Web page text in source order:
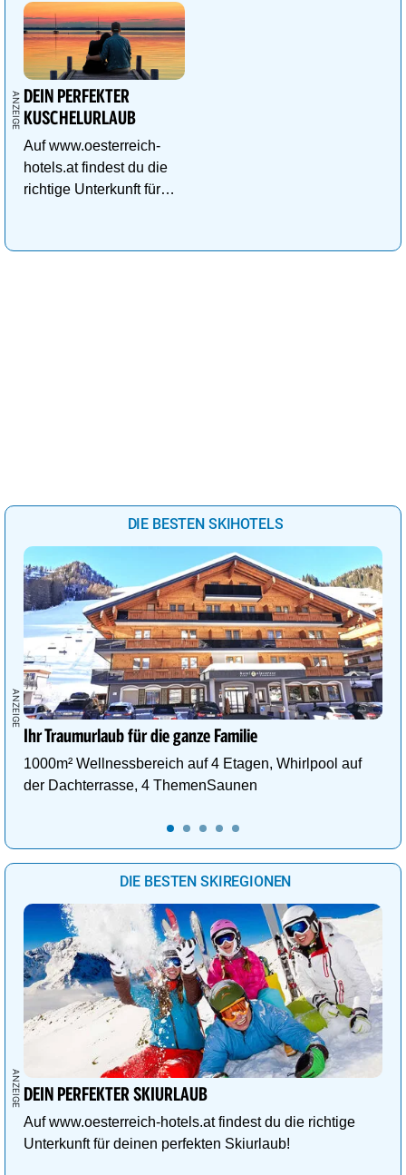
DEIN PERFEKTER
KUSCHELURLAUB
Auf www.oesterreich-
hotels.at findest du die
richtige Unterkunft für
DIE BESTEN SKIHOTELS
Ihr Traumurlaub für die ganze Familie
1000m² Wellnessbereich auf 4 Etagen, Whirlpool auf
der Dachterrasse, 4 ThemenSaunen
DIE BESTEN SKIREGIONEN
DEIN PERFEKTER SKIURLAUB
Auf www.oesterreich-hotels.at findest du die richtige
Unterkunft für deinen perfekten Skiurlaub!